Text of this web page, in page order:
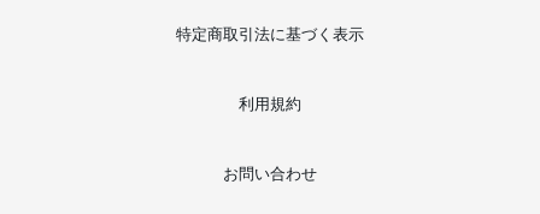
特定商取引法に基づく表示
利用規約
お問い合わせ